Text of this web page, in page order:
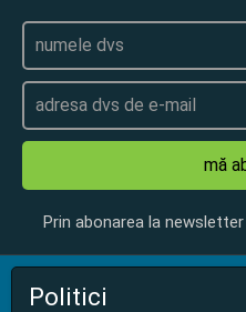
mă
Prin abonarea la
Politici